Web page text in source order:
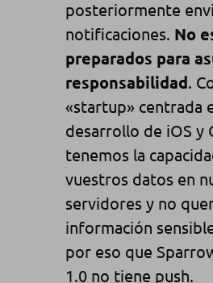
posteriormente
notificaciones. No
preparados para
responsabilidad.
«startup» centrada
desarrollo de iOS y
tenemos la
vuestros datos en
servidores y no
información
por eso que
1.0 no tiene push.